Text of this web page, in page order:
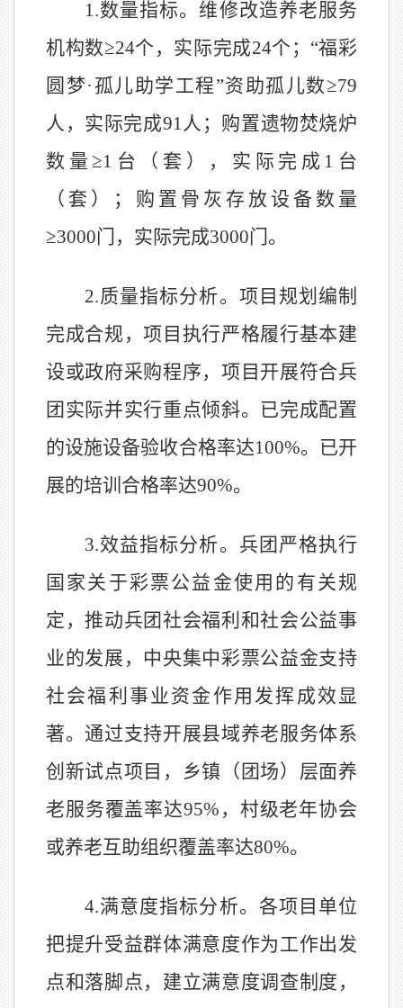
1.数量指标。维修改造养老服务
机构数≥24个，实际完成24个；“福彩
圆梦·孤儿助学工程”资助孤儿数≥79
人，实际完成91人；购置遗物焚烧炉
数量≥1 台（套），实际完成 1 台
（套）；购置骨灰存放设备数量
≥3000门，实际完成3000门。
2.质量指标分析。项目规划编制
完成合规，项目执行严格履行基本建
设或政府采购程序，项目开展符合兵
团实际并实行重点倾斜。已完成配置
的设施设备验收合格率达100%。已开
展的培训合格率达90%。
3.效益指标分析。兵团严格执行
国家关于彩票公益金使用的有关规
定，推动兵团社会福利和社会公益事
业的发展，中央集中彩票公益金支持
社会福利事业资金作用发挥成效显
著。通过支持开展县域养老服务体系
创新试点项目，乡镇（团场）层面养
老服务覆盖率达95% ，村级老年协会
或养老互助组织覆盖率达80%。
4.满意度指标分析。各项目单位
把提升受益群体满意度作为工作出发
点和落脚点，建立满意度调查制度，